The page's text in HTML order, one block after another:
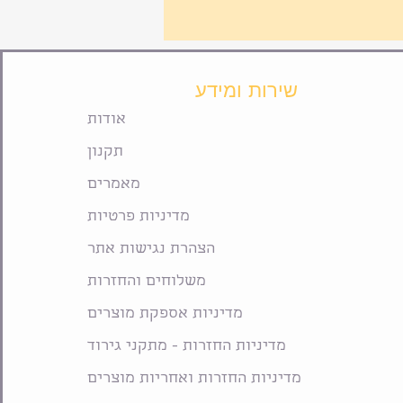
שירות ומידע
אודות
תקנון
מאמרים
מדיניות פרטיות
הצהרת נגישות אתר
משלוחים והחזרות
מדיניות אספקת מוצרים
מדיניות החזרות - מתקני גירוד
מדיניות החזרות ואחריות מוצרים